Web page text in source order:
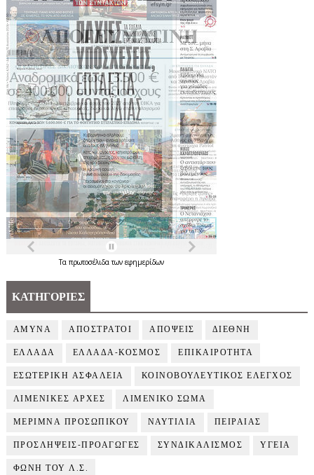
Τα πρωτοσέλιδατων εφημερίδων
ΚΑΤΗΓΟΡΙΕΣ
ΑΜΥΝΑ ΑΠΟΣΤΡΑΤΟΙ ΑΠΟΨΕΙΣ ΔΙΕΘΝΗ
ΕΛΛΑΔΑ ΕΛΛΑΔΑ-ΚΟΣΜΟΣ ΕΠΙΚΑΙΡΟΤΗΤΑ
ΕΣΩΤΕΡΙΚΗ ΑΣΦΑΛΕΙΑ ΚΟΙΝΟΒΟΥΛΕΥΤΙΚΟΣ ΕΛΕΓΧΟΣ
ΛΙΜΕΝΙΚΕΣ ΑΡΧΕΣ ΛΙΜΕΝΙΚΟ ΣΩΜΑ
ΜΕΡΙΜΝΑ ΠΡΟΣΩΠΙΚΟΥ ΝΑΥΤΙΛΙΑ ΠΕΙΡΑΙΑΣ
ΠΡΟΣΛΗΨΕΙΣ-ΠΡΟΑΓΩΓΕΣ ΣΥΝΔΙΚΑΛΙΣΜΟΣ ΥΓΕΙΑ
ΦΩΝΗ ΤΟΥ Λ.Σ.